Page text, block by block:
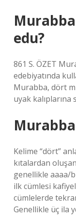
edu?
861 S. ÖZET
edebiyatında
Murabba, dört
uyak
Kelime “dört”
kıtalardan
genellikle aaaa/
ilk cümlesi
cümlelerde
Genellikle üç ila